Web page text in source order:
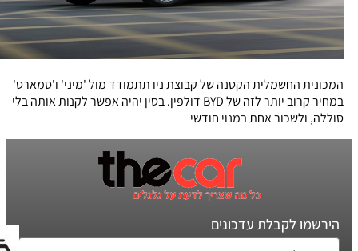
המכונית החשמלית הקטנה של קבוצת ניו תתמודד מול 'מיני' ו'סמארט'
במחיר קרוב יותר לזה של BYD דולפין. בסין יהיה אפשר לקנות אותה בלי
סוללה, ולשכור אחת במנוי חודשי
הירשמו לקבלת עדכונים